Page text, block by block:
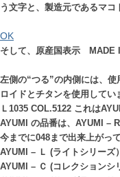
う文字と、製造元であるマコ
OK
そして、原産国表示 MADE
左側の“つる”の内側には、
ロイドとチタンを使用してい
Ｌ1035 COL.5122 これは
AYUMI の品番は、AYUMI –
今までに048まで出来上がって
AYUMI – Ｌ (ライトシリーズ
AYUMI – Ｃ (コレクションシ